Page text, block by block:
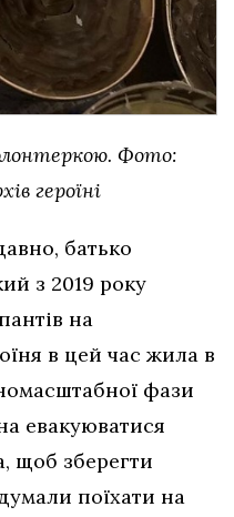
Фото:
героїні
батько
з 2019 року
на
в цей час жила в
фази
евакуюватися
щоб зберегти
поїхати на